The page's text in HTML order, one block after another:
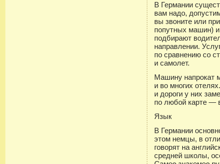
В Германии
вам надо,
вы звоните или
попутных машин)
подбирают
направлении.
по сравнению со
и самолет.
Машину напрокат
и во многих
и дороги у них
по любой карте —
Язык
В Германии
этом немцы, в
говорят на
средней школы,